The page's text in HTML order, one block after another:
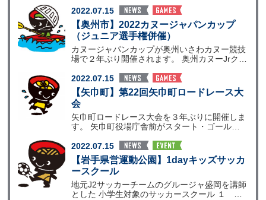
2022.07.15
【奥州市】2022カヌージャパンカップ
（ジュニア選手権併催）
カヌージャパンカップが奥州いさわカヌー競技
場で２年ぶり開催されます。 奥州カヌーJrクラ
2022.07.15
【矢巾町】第22回矢巾町ロードレース大
会
矢巾町ロードレース大会を３年ぶりに開催しま
す。 矢巾町役場庁舎前がスタート・ゴールと
2022.07.15
【岩手県営運動公園】1dayキッズサッカ
ースクール
地元J2サッカーチームのグルージャ盛岡を講師
とした 小学生対象のサッカースクール １ 開